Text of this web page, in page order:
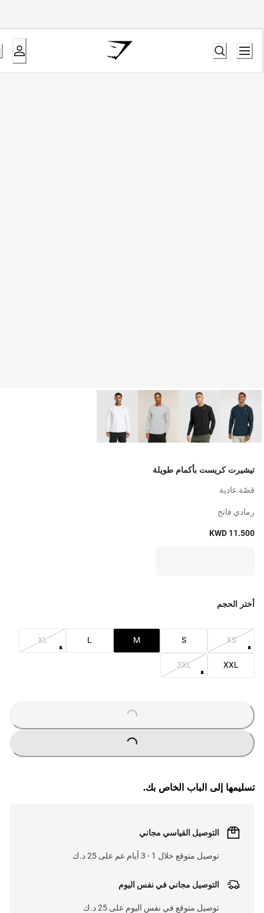
تيشيرت كريست بأكمام طويلة
قصّة عادية
رمادي فاتح
KWD 11.500
أختر الحجم
XS
S
M
L
XL
XXL
3XL
L
.
L
.
تسليمها إلى الباب الخاص بك.
التوصيل القياسي مجاني
توصيل متوقع خلال 1 - 3 أيام عم على 25 د.ك
التوصيل مجاني في نفس اليوم
توصيل متوقع في نفس اليوم على 25 د.ك